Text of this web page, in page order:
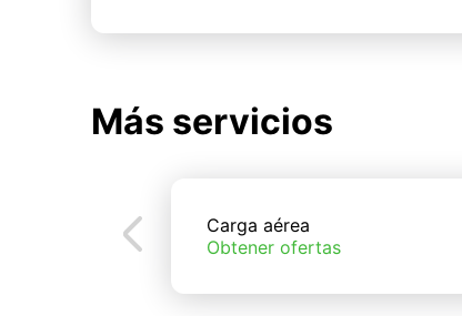
Más servicios
Carga aérea
Obtener ofertas